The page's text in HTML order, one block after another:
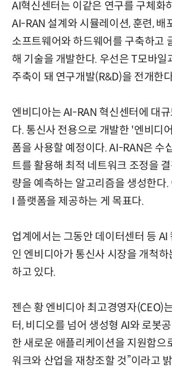
AI혁신센터는 이같은 연구를 구체화
AI-RAN 설계와 시뮬레이션, 훈련, 배
소프트웨어와 하드웨어를 구축하고
해 기술을 개발한다. 우선은 T모바일
주축이 돼 연구개발(R&D)을 전개한
엔비디아는 AI-RAN 혁신센터에 대
다. 통신사 전용으로 개발한 '엔비디
폼을 사용할 예정이다. AI-RAN은 수
트를 활용해 최적 네트워크 조정을
량을 예측하는 알고리즘을 생성한다
I 플랫폼을 제공하는 게 목표다.
업계에서는 그동안 데이터센터 등 AI
인 엔비디아가 통신사 시장을 개척하
하고 있다.
젠슨 황 엔비디아 최고경영자(CEO)
터, 비디오를 넘어 생성형 AI와 로봇
한 새로운 애플리케이션을 지원함으
워크와 산업을 재창조할 것”이라고